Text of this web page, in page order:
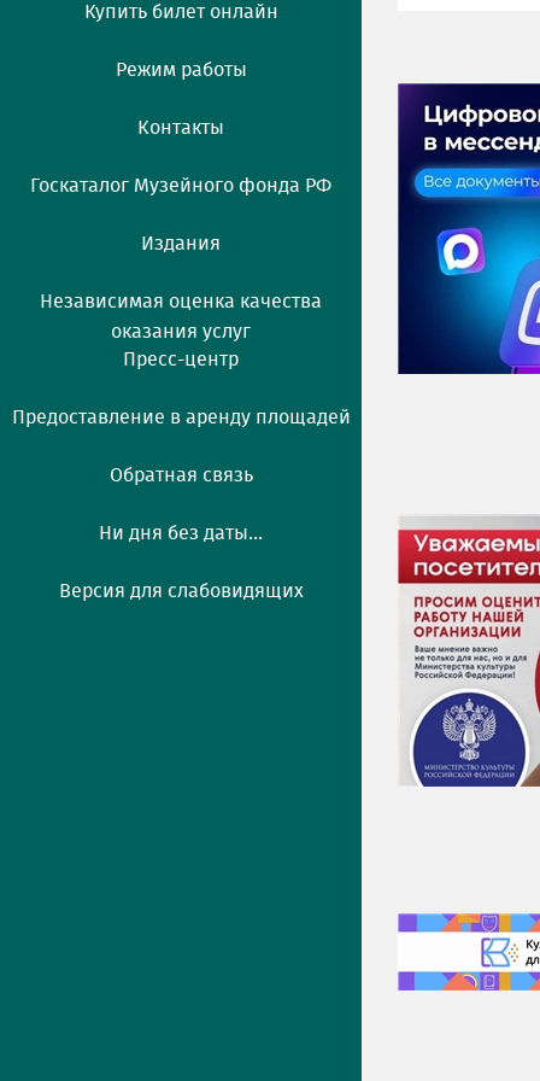
Купить билет онлайн
Режим работы
Контакты
Госкаталог Музейного фонда РФ
Издания
Независимая оценка качества
оказания услуг
Пресс-центр
Предоставление в аренду площадей
Обратная связь
Ни дня без даты...
Версия для слабовидящих